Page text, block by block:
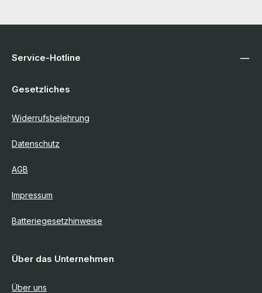
Service-Hotline
Gesetzliches
Widerrufsbelehrung
Datenschutz
AGB
Impressum
Batteriegesetzhinweise
Über das Unternehmen
Über uns